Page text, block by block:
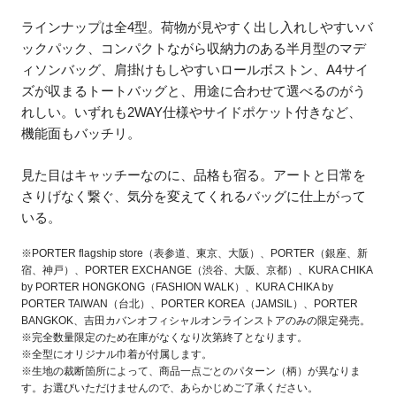
ラインナップは全4型。荷物が見やすく出し入れしやすいバ
ックパック、コンパクトながら収納力のある半月型のマデ
ィソンバッグ、肩掛けもしやすいロールボストン、A4サイ
ズが収まるトートバッグと、用途に合わせて選べるのがう
れしい。いずれも2WAY仕様やサイドポケット付きなど、
機能面もバッチリ。
見た目はキャッチーなのに、品格も宿る。アートと日常を
さりげなく繋ぐ、気分を変えてくれるバッグに仕上がって
いる。
※PORTER flagship store（表参道、東京、大阪）、PORTER（銀座、新
宿、神戸）、PORTER EXCHANGE（渋谷、大阪、京都）、KURA CHIKA
by PORTER HONGKONG（FASHION WALK）、KURA CHIKA by
PORTER TAIWAN（台北）、PORTER KOREA（JAMSIL）、PORTER
BANGKOK、吉田カバンオフィシャルオンラインストアのみの限定発売。
※完全数量限定のため在庫がなくなり次第終了となります。
※全型にオリジナル巾着が付属します。
※生地の裁断箇所によって、商品一点ごとのパターン（柄）が異なりま
す。お選びいただけませんので、あらかじめご了承ください。